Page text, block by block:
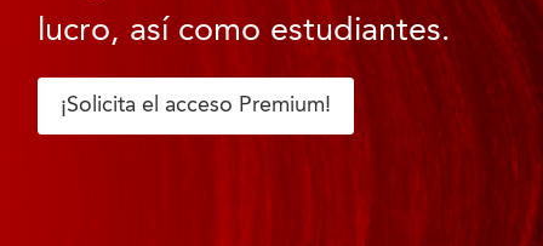
lucro, así como estudiantes.
¡Solicita el acceso Premium!